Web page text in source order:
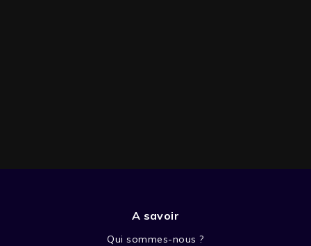
A savoir
Qui sommes-nous ?